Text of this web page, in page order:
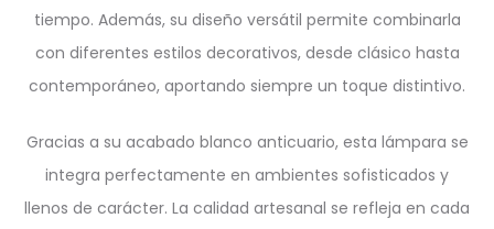
tiempo. Además, su diseño versátil permite combinarla
con diferentes estilos decorativos, desde clásico hasta
contemporáneo, aportando siempre un toque distintivo.
Gracias a su acabado blanco anticuario, esta lámpara se
integra perfectamente en ambientes sofisticados y
llenos de carácter. La calidad artesanal se refleja en cada